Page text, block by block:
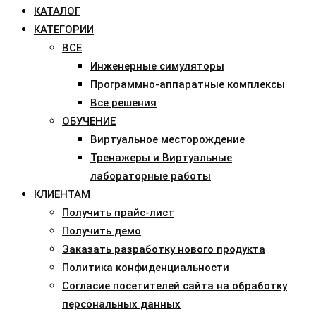
КАТАЛОГ
КАТЕГОРИИ
ВСЕ
Инженерные симуляторы
Программно-аппаратные комплексы
Все решения
ОБУЧЕНИЕ
Виртуальное месторождение
Тренажеры и Виртуальные
лабораторные работы
КЛИЕНТАМ
Получить прайс-лист
Получить демо
Заказать разработку нового продукта
Политика конфиденциальности
Согласие посетителей сайта на обработку
персональных данных